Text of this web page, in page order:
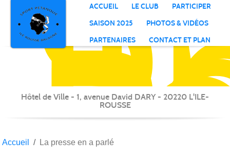
ACCUEIL LE CLUB
PARTICIPER
SAISON 2025
PHOTOS & VIDÉOS
PARTENAIRES
CONTACT ET PLAN
Hôtel de Ville - 1, avenue David DARY - 20220 L'ILE-
ROUSSE
Accueil La presse en a parlé
Panneau de gestion des cookies